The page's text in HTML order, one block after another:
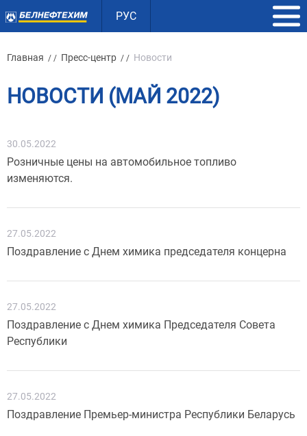
РУС
Главная / / Пресс-центр / / Новости
НОВОСТИ (МАЙ 2022)
30.05.2022
Розничные цены на автомобильное топливо
изменяются.
27.05.2022
Поздравление с Днем химика председателя концерна
27.05.2022
Поздравление с Днем химика Председателя Совета
Республики
27.05.2022
Поздравление Премьер-министра Республики Беларусь